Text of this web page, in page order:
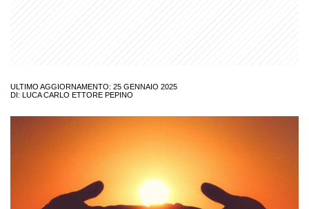
ULTIMO AGGIORNAMENTO: 25 GENNAIO 2025
DI: LUCA CARLO ETTORE PEPINO